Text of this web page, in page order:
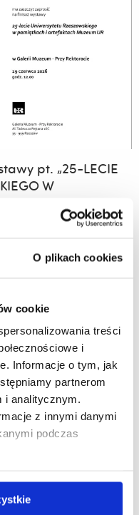
O plikach cookies
cookie
treści
i
Informacje o tym, jak
partnerom
i analitycznym.
z innymi danymi
podczas
pt. „25-LECIE
W
MUZEUM UR”,
czerwca 2026 o